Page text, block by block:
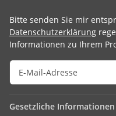
Bitte senden Sie mir
Datenschutzerklärung
Informationen zu Ihrem
Gesetzliche Informationen